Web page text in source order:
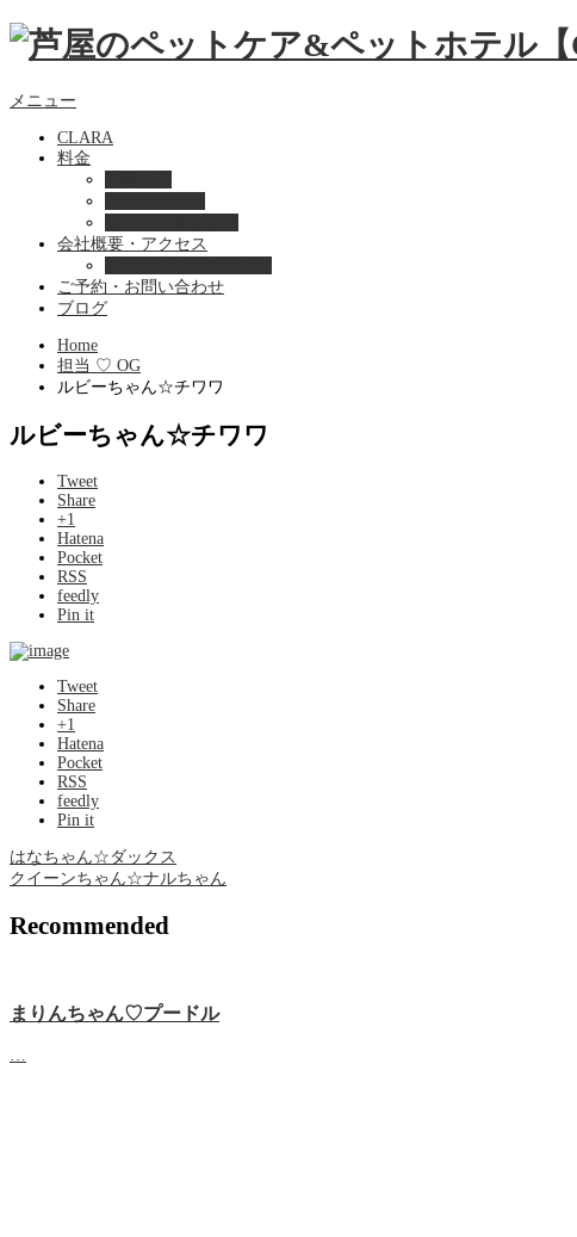
メニュー
CLARA
料金
会社概要・アクセス
ご予約・お問い合わせ
ブログ
Home
担当 ♡ OG
ルビーちゃん☆チワワ
ルビーちゃん☆チワワ
Tweet
Share
+1
Hatena
Pocket
RSS
feedly
Pin it
Tweet
Share
+1
Hatena
Pocket
RSS
feedly
Pin it
はなちゃん☆ダックス
クイーンちゃん☆ナルちゃん
Recommended
まりんちゃん♡プードル